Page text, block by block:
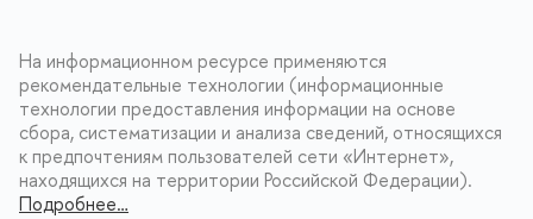
На информационном ресурсе применяются
рекомендательные технологии (информационные
технологии предоставления информации на основе
сбора, систематизации и анализа сведений, относящихся
к предпочтениям пользователей сети «Интернет»,
находящихся на территории Российской Федерации).
Подробнее…